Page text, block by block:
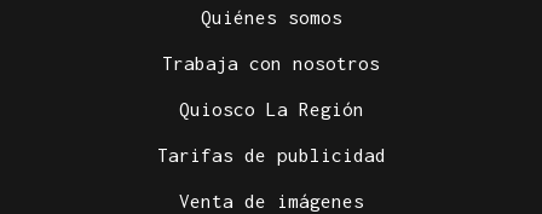
Quiénes somos
Trabaja con nosotros
Quiosco La Región
Tarifas de publicidad
Venta de imágenes